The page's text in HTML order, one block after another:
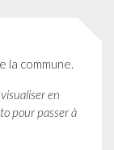
la commune.
en
pour passer à